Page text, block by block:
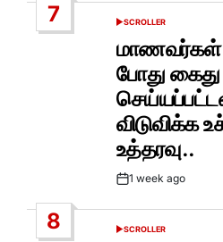
7
POSTED
SCROLLER
மாணவர்கள்
போது கைது
விடுவிக்க
உத்தரவு..
Post1 week ago
8
POSTED
SCROLLER